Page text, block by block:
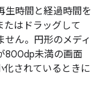
生時間と経過時間を
たはドラッグして
せん。円形のメディ
800dp未満の画面
化されているときに